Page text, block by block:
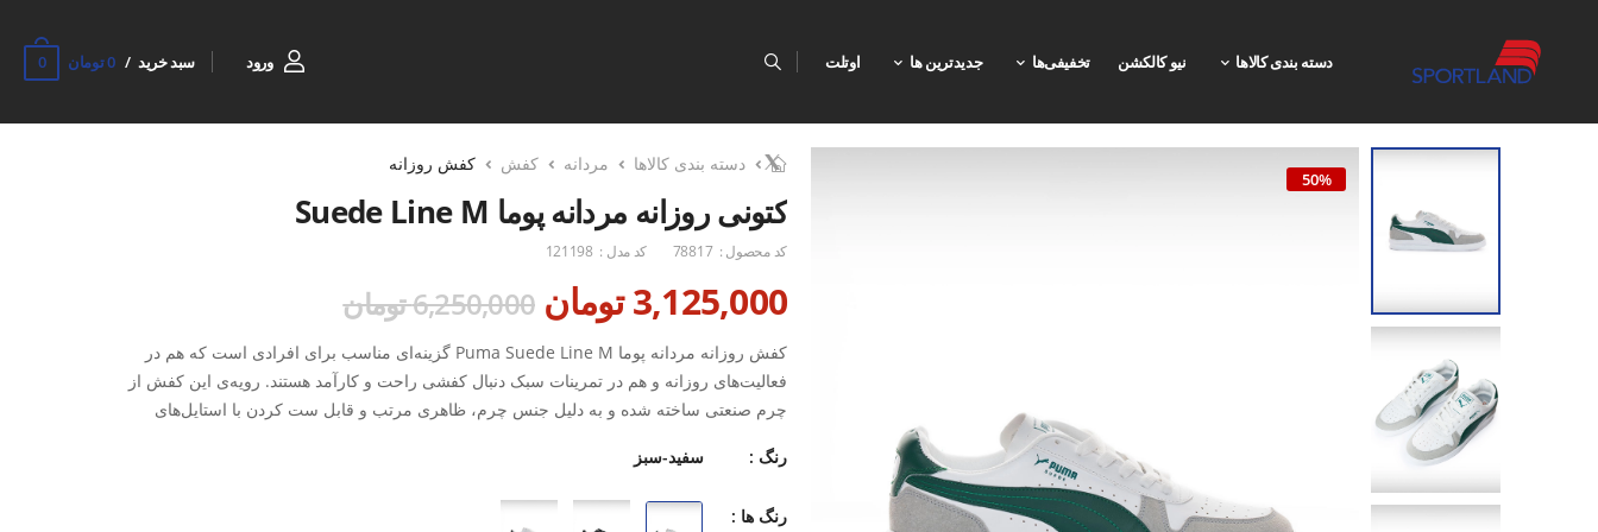
دسته بندی کالاها نیو کالکشن تخفیفی‌ها جدیدترین ها اوتلت ورود سبد خرید 0 تومان 0
50%
دسته بندی کالاها مردانه کفش کفش روزانه
کتونی روزانه مردانه پوما Suede Line M
کد محصول : 78817 کد مدل : 121198
3,125,000 تومان 6,250,000 تومان
کفش روزانه مردانه پوما Puma Suede Line M گزینه‌ای مناسب برای افرادی است که هم در
فعالیت‌های روزانه و هم در تمرینات سبک دنبال کفشی راحت و کارآمد هستند. رویه‌ی این کفش از
چرم صنعتی ساخته شده و به دلیل جنس چرم، ظاهری مرتب و قابل ست کردن با استایل‌های
طولانی‌مدت حس بهتری ایجاد می‌کند. همچنین با توجه به نوع قالب کوچک، این کفش ممکن است
کمی فیت‌تر باشد و برای افرادی که کفش تنگ‌تر می‌پسندند انتخاب خوبی است. در کنار این
ویژگی‌ها، خرید اقساطی هم کمک می‌کند تهیه این مدل برایتان آسان‌تر شود.
رنگ : سفید-سبز
رنگ ها :